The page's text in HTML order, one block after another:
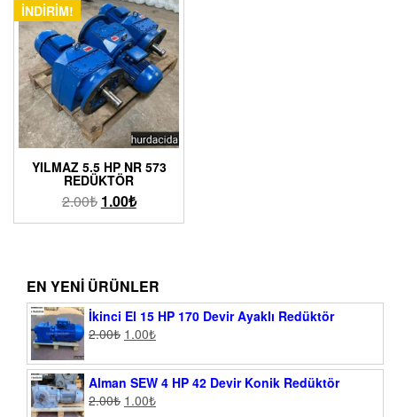
İNDIRIM!
YILMAZ 5.5 HP NR 573
REDÜKTÖR
2.00₺ 1.00₺
EN YENI ÜRÜNLER
İkinci El 15 HP 170 Devir Ayaklı Redüktör
2.00₺ 1.00₺
Alman SEW 4 HP 42 Devir Konik Redüktör
2.00₺ 1.00₺